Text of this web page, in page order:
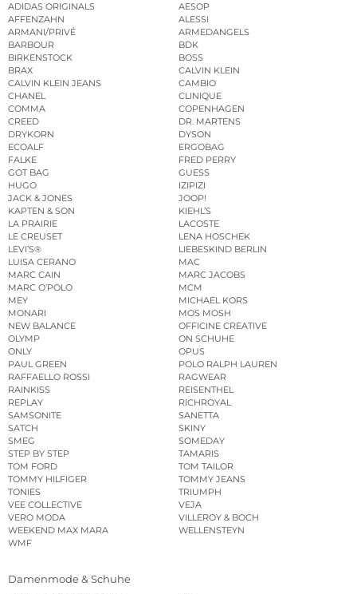
ADIDAS ORIGINALS
AESOP
AFFENZAHN
ALESSI
ARMANI/PRIVÉ
ARMEDANGELS
BARBOUR
BDK
BIRKENSTOCK
BOSS
BRAX
CALVIN KLEIN
CALVIN KLEIN JEANS
CAMBIO
CHANEL
CLINIQUE
COMMA
COPENHAGEN
CREED
DR. MARTENS
DRYKORN
DYSON
ECOALF
ERGOBAG
FALKE
FRED PERRY
GOT BAG
GUESS
HUGO
IZIPIZI
JACK & JONES
JOOP!
KAPTEN & SON
KIEHL’S
LA PRAIRIE
LACOSTE
LE CREUSET
LENA HOSCHEK
LEVI’S®
LIEBESKIND BERLIN
LUISA CERANO
MAC
MARC CAIN
MARC JACOBS
MARC O’POLO
MCM
MEY
MICHAEL KORS
MONARI
MOS MOSH
NEW BALANCE
OFFICINE CREATIVE
OLYMP
ON SCHUHE
ONLY
OPUS
PAUL GREEN
POLO RALPH LAUREN
RAFFAELLO ROSSI
RAGWEAR
RAINKISS
REISENTHEL
REPLAY
RICHROYAL
SAMSONITE
SANETTA
SATCH
SKINY
SMEG
SOMEDAY
STEP BY STEP
TAMARIS
TOM FORD
TOM TAILOR
TOMMY HILFIGER
TOMMY JEANS
TONIES
TRIUMPH
VEE COLLECTIVE
VEJA
VERO MODA
VILLEROY & BOCH
WEEKEND MAX MARA
WELLENSTEYN
WMF
Damenmode & Schuhe